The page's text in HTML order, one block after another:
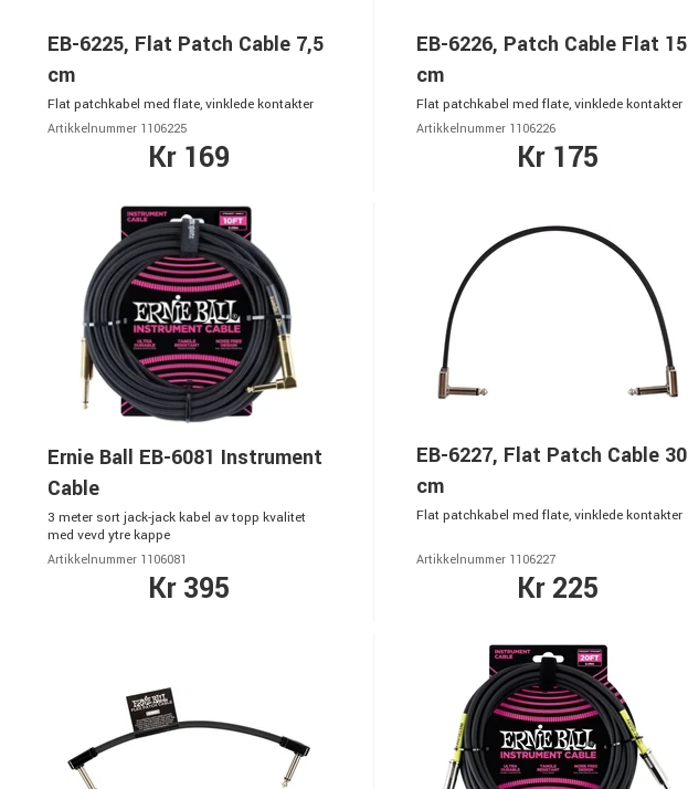
EB-6225, Flat Patch Cable 7,5
cm
Flat patchkabel med flate, vinklede kontakter
Artikkelnummer 1106225
Kr 169
EB-6226, Patch Cable Flat 15
cm
Flat patchkabel med flate, vinklede kontakter
Artikkelnummer 1106226
Kr 175
Ernie Ball EB-6081 Instrument
Cable
3 meter sort jack-jack kabel av topp kvalitet
med vevd ytre kappe
Artikkelnummer 1106081
Kr 395
EB-6227, Flat Patch Cable 30
cm
Flat patchkabel med flate, vinklede kontakter
Artikkelnummer 1106227
Kr 225